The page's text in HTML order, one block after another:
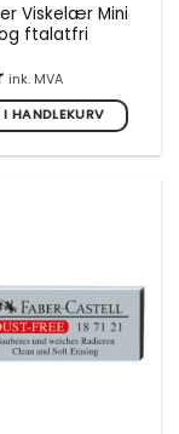
Viskelær Mini
ftalatfri
ink. MVA
I HANDLEKURV